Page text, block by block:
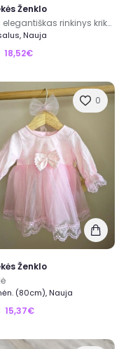
Ženklo
Baltas elegantiškas rinkinys krikštynoms
Nauja
18,52€
0
Ženklo
(80cm), Nauja
15,37€